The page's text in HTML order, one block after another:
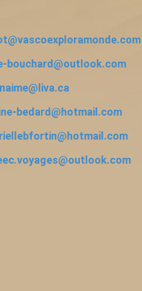
bouchard@outlook.com
bedard@hotmail.com